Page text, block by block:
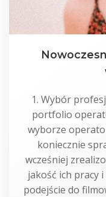
1. Wybór
portfolio
wyborze
koniecznie
wcześniej
jakość ich pracy
podejście do